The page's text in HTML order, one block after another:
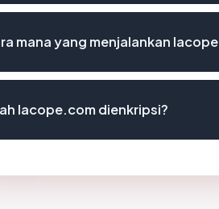
mana yang menjalankan
lacope.com dienkripsi?